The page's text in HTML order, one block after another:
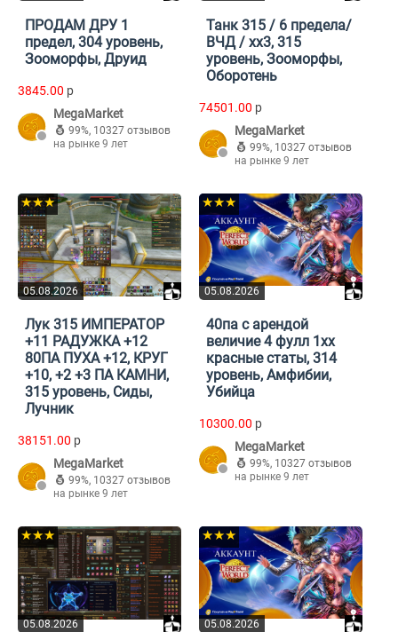
ПРОДАМ ДРУ 1
предел, 304 уровень,
Зооморфы, Друид
3845.00 p
MegaMarket
99%, 10327 отзывов
на рынке 9 лет
Танк 315 / 6 предела/
ВЧД / хх3, 315
уровень, Зооморфы,
Оборотень
74501.00 p
MegaMarket
99%, 10327 отзывов
на рынке 9 лет
05.08.2026
★★★
Лук 315 ИМПЕРАТОР
+11 РАДУЖКА +12
80ПА ПУХА +12, КРУГ
+10, +2 +3 ПА КАМНИ,
315 уровень, Сиды,
Лучник
38151.00 p
MegaMarket
99%, 10327 отзывов
на рынке 9 лет
05.08.2026
★★★
40па с арендой
величие 4 фулл 1хх
красные статы, 314
уровень, Амфибии,
Убийца
10300.00 p
MegaMarket
99%, 10327 отзывов
на рынке 9 лет
05.08.2026
★★★
05.08.2026
★★★